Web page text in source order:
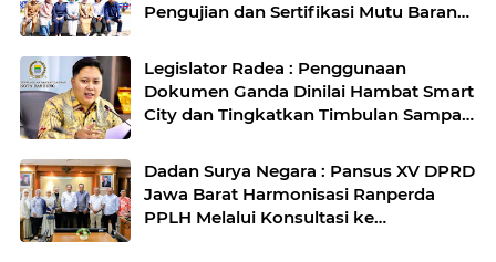
Pengujian dan Sertifikasi Mutu Barang
Legislator Radea : Penggunaan
Dokumen Ganda Dinilai Hambat Smart
City dan Tingkatkan Timbulan Sampah
Dadan Surya Negara : Pansus XV DPRD
Jawa Barat Harmonisasi Ranperda
PPLH Melalui Konsultasi ke